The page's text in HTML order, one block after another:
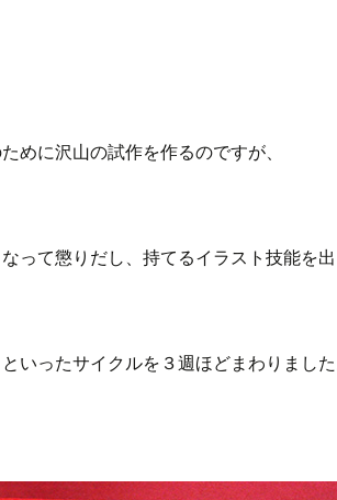
めに沢山の試作を作るのですが、
って懲りだし、持てるイラスト技能を出
いったサイクルを３週ほどまわりました